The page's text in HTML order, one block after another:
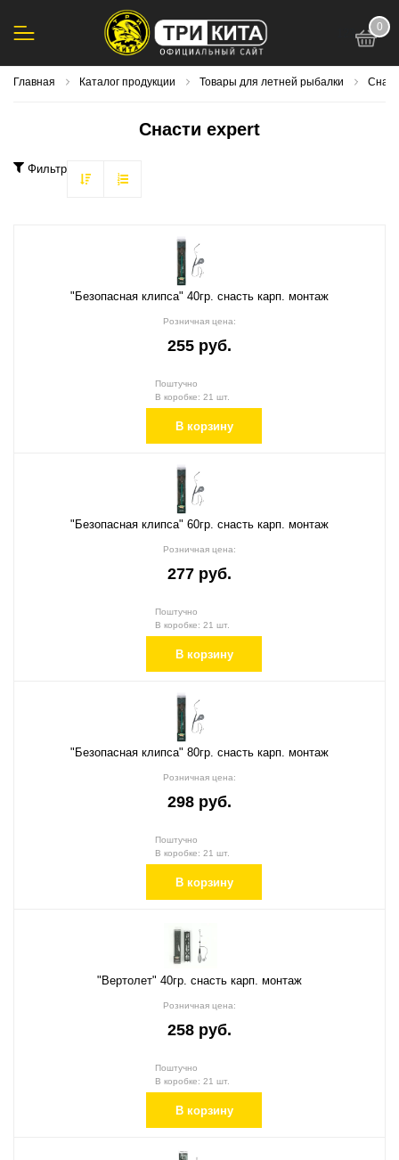
0
Главная Каталог продукции Товары для летней рыбалки
Снасти expert
Фильтр
"Безопасная клипса" 40гр. снасть карп. монтаж
Розничная цена:
255 руб.
Поштучно
В коробке: 21 шт.
В корзину
"Безопасная клипса" 60гр. снасть карп. монтаж
Розничная цена:
277 руб.
Поштучно
В коробке: 21 шт.
В корзину
"Безопасная клипса" 80гр. снасть карп. монтаж
Розничная цена:
298 руб.
Поштучно
В коробке: 21 шт.
В корзину
"Вертолет" 40гр. снасть карп. монтаж
Розничная цена:
258 руб.
Поштучно
В коробке: 21 шт.
В корзину